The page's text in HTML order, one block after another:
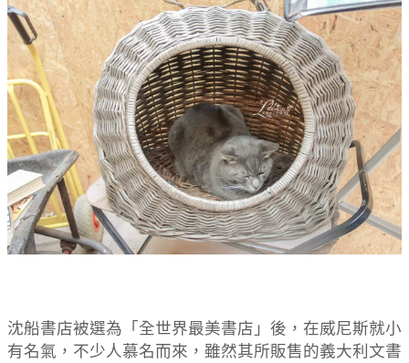
沈船書店被選為「全世界最美書店」後，在威尼斯就小
有名氣，不少人慕名而來，雖然其所販售的義大利文書